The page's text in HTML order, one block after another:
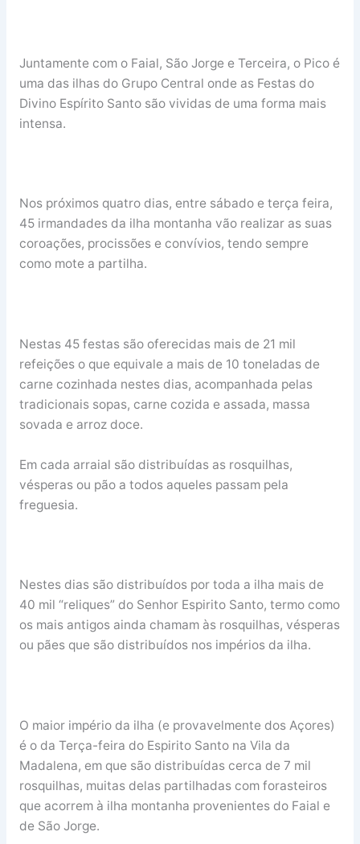
Juntamente com o Faial, São Jorge e Terceira, o Pico é
uma das ilhas do Grupo Central onde as Festas do
Divino Espírito Santo são vividas de uma forma mais
intensa.
Nos próximos quatro dias, entre sábado e terça feira,
45 irmandades da ilha montanha vão realizar as suas
coroações, procissões e convívios, tendo sempre
como mote a partilha.
Nestas 45 festas são oferecidas mais de 21 mil
refeições o que equivale a mais de 10 toneladas de
carne cozinhada nestes dias, acompanhada pelas
tradicionais sopas, carne cozida e assada, massa
sovada e arroz doce.
Em cada arraial são distribuídas as rosquilhas,
vésperas ou pão a todos aqueles passam pela
freguesia.
Nestes dias são distribuídos por toda a ilha mais de
40 mil “reliques” do Senhor Espirito Santo, termo como
os mais antigos ainda chamam às rosquilhas, vésperas
ou pães que são distribuídos nos impérios da ilha.
O maior império da ilha (e provavelmente dos Açores)
é o da Terça-feira do Espirito Santo na Vila da
Madalena, em que são distribuídas cerca de 7 mil
rosquilhas, muitas delas partilhadas com forasteiros
que acorrem à ilha montanha provenientes do Faial e
de São Jorge.